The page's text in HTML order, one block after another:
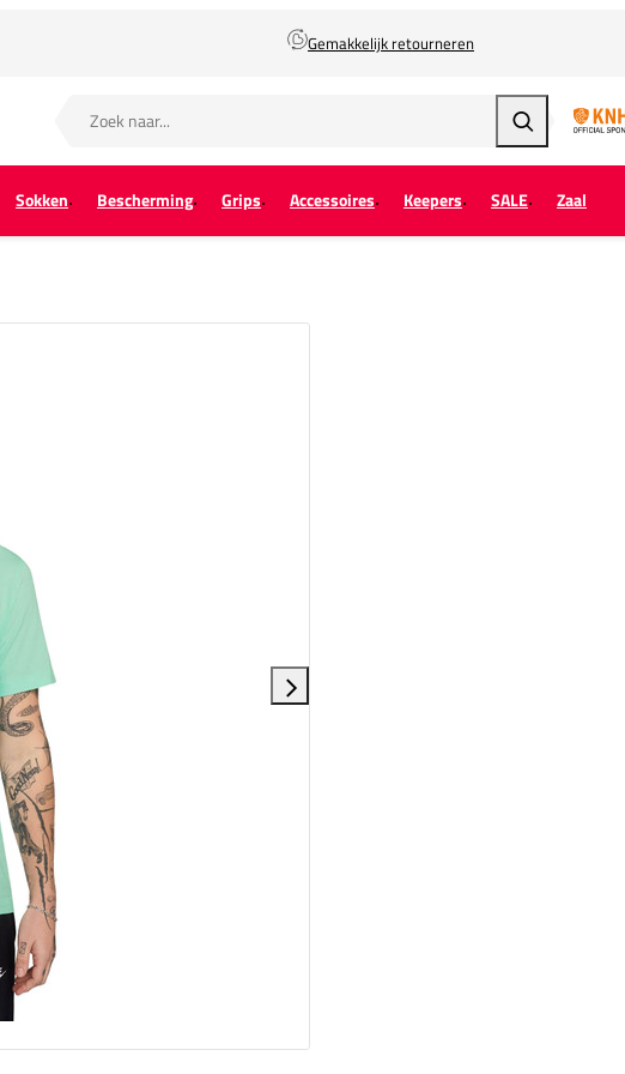
Gemakkelijk retourneren
Zoeken
Sokken Bescherming Grips Accessoires Keepers SALE Zaal